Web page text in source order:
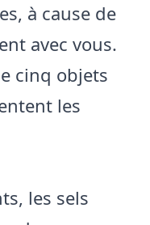
à cause de
avec vous.
cinq objets
les
les sels